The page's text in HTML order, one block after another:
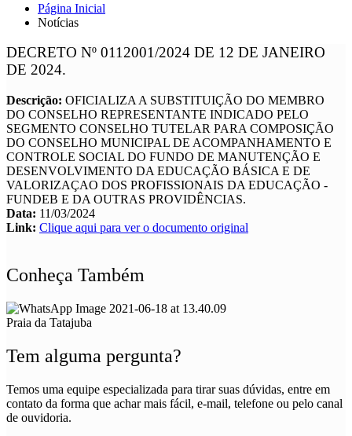
Página Inicial
Notícias
DECRETO Nº 0112001/2024 DE 12 DE JANEIRO
DE 2024.
Descrição: OFICIALIZA A SUBSTITUIÇÃO DO MEMBRO
DO CONSELHO REPRESENTANTE INDICADO PELO
SEGMENTO CONSELHO TUTELAR PARA COMPOSIÇÃO
DO CONSELHO MUNICIPAL DE ACOMPANHAMENTO E
CONTROLE SOCIAL DO FUNDO DE MANUTENÇÃO E
DESENVOLVIMENTO DA EDUCAÇÃO BÁSICA E DE
VALORIZAÇAO DOS PROFISSIONAIS DA EDUCAÇÃO -
FUNDEB E DA OUTRAS PROVIDÊNCIAS.
Data: 11/03/2024
Link: Clique aqui para ver o documento original
Conheça Também
Praia da Tatajuba
Tem alguma pergunta?
Temos uma equipe especializada para tirar suas dúvidas, entre em
contato da forma que achar mais fácil, e-mail, telefone ou pelo canal
de ouvidoria.